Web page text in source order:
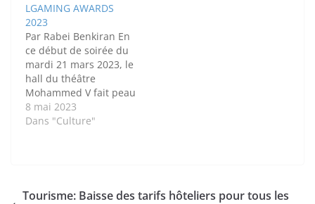
LGAMING AWARDS
2023
Par Rabei Benkiran En
ce début de soirée du
mardi 21 mars 2023, le
hall du théâtre
Mohammed V fait peau
neuve. En ébullition
depuis à peu près 17h,
nouilles instantanées
8 mai 2023
Dans "Culture"
Tourisme: Baisse des tarifs hôteliers pour tous les